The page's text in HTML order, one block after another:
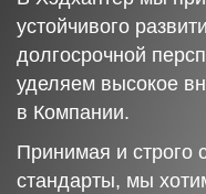
устойчивого
долгосрочной
уделяем высокое
в Компании.
Принимая и строго
стандарты, мы